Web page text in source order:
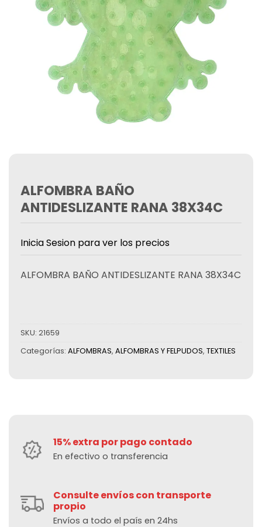
ALFOMBRA BAÑO
ANTIDESLIZANTE RANA 38X34C
Inicia Sesion para ver los precios
ALFOMBRA BAÑO ANTIDESLIZANTE RANA 38X34C
SKU: 21659
Categorías: ALFOMBRAS, ALFOMBRAS Y FELPUDOS, TEXTILES
15% extra por pago contado
En efectivo o transferencia
Consulte envíos con transporte
propio
Envíos a todo el país en 24hs